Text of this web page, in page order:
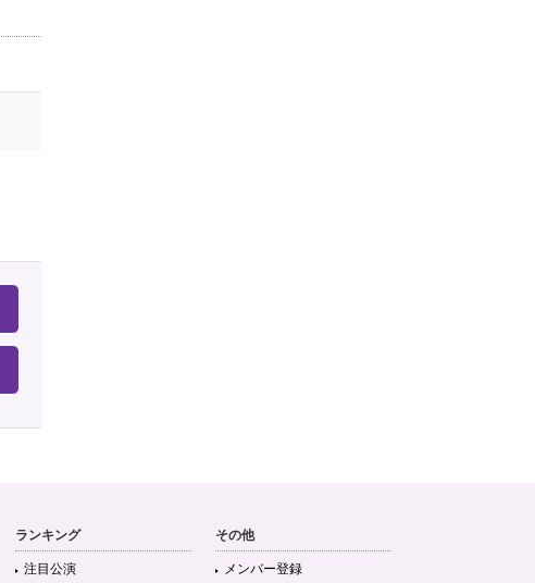
ランキング
注目公演
その他
メンバー登録